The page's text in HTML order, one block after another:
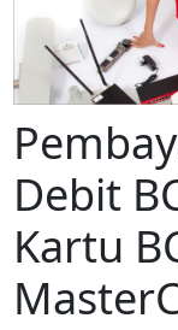
Debit
Kartu